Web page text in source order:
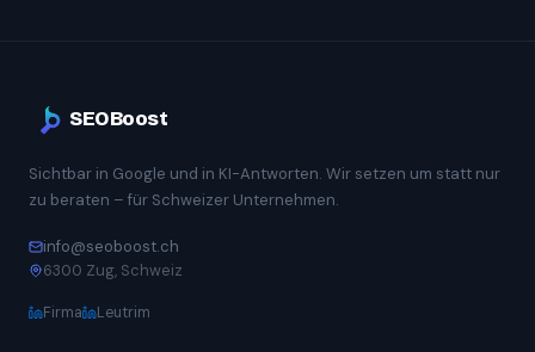
SEOBoost
Sichtbar in Google und in KI-Antworten. Wir setzen um statt nur
zu beraten – für Schweizer Unternehmen.
info@seoboost.ch
6300 Zug, Schweiz
Firma Leutrim